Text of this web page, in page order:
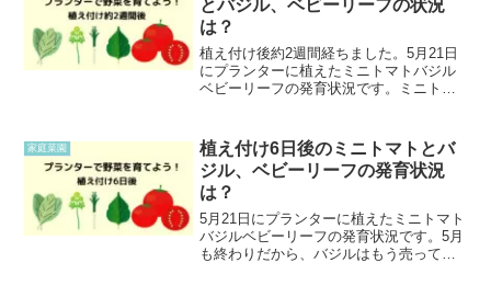
とバジル、ベビーリーフの状況
は？
植え付け後約2週間経ちました。5月21日
にプランターに植えたミニトマトバジル
ベビーリーフの発育状況です。ミニトマ
肥料を与えました。ミニトマトミニトマ
トは高さ約43...
家庭菜園
植え付け6日後のミニトマトとバ
ジル、ベビーリーフの発育状況
は？
5月21日にプランターに植えたミニトマト
バジルベビーリーフの発育状況です。5月
も終わりだから、バジルはもう売ってな